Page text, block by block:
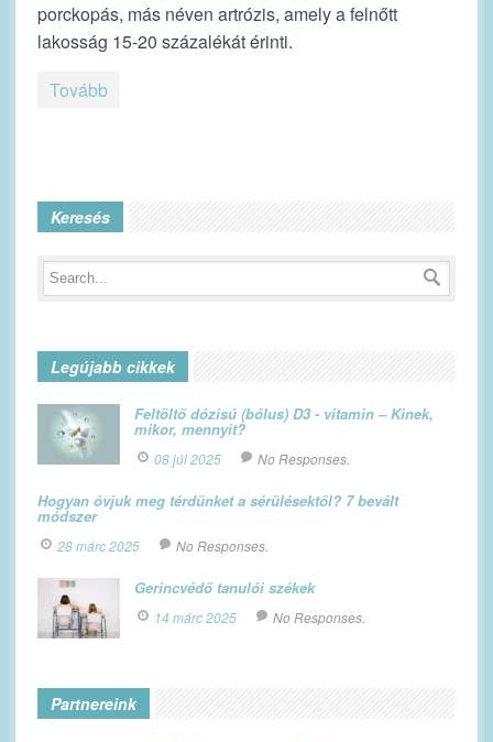
porckopás, más néven artrózis, amely a felnőtt
lakosság 15-20 százalékát érinti.
Tovább
Keresés
Legújabb cikkek
Feltöltő dózisú (bólus) D3 - vitamin – Kinek,
mikor, mennyit?
08 júl 2025 No Responses.
Hogyan óvjuk meg térdünket a sérülésektől? 7 bevált
módszer
28 márc 2025 No Responses.
Gerincvédő tanulói székek
14 márc 2025 No Responses.
Partnereink